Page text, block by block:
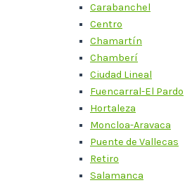
Carabanchel
Centro
Chamartín
Chamberí
Ciudad Lineal
Fuencarral-El Pardo
Hortaleza
Moncloa-Aravaca
Puente de Vallecas
Retiro
Salamanca